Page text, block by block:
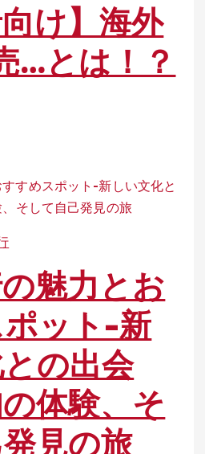
向け】海外
…とは！？
魅力とお
ット-新
の出会
体験、そ
見の旅